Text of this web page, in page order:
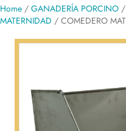
Home / GANADERÍA PORCINO /
MATERNIDAD / COMEDERO